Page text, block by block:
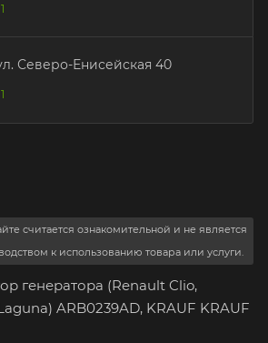
Северо-Енисейская 40
считается ознакомительной и не является
к использованию товара или услуги.
генератора (Renault Clio,
ARB0239AD, KRAUF KRAUF